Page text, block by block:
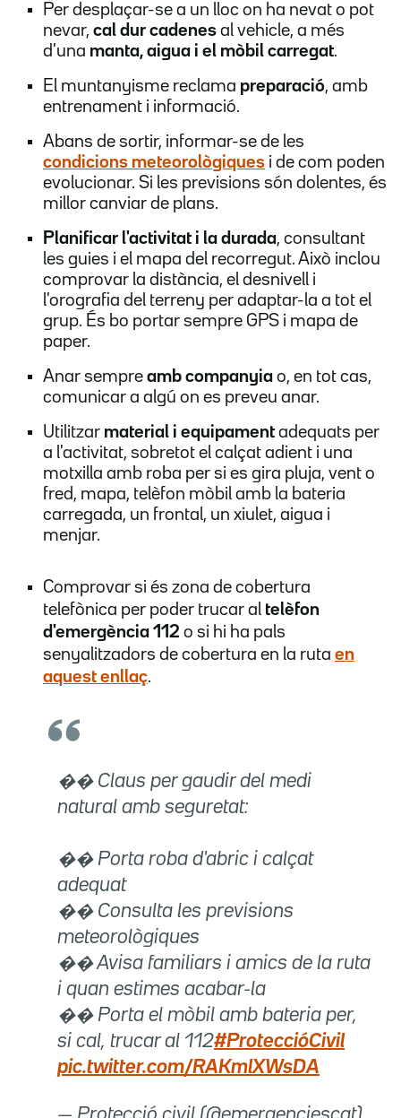
Per desplaçar-se a un lloc on ha nevat o pot
nevar, cal dur cadenes al vehicle, a més
d'una manta, aigua i el mòbil carregat.
El muntanyisme reclama preparació, amb
entrenament i informació.
Abans de sortir, informar-se de les
condicions meteorològiques i de com poden
evolucionar. Si les previsions són dolentes, és
millor canviar de plans.
Planificar l'activitat i la durada, consultant
les guies i el mapa del recorregut. Això inclou
comprovar la distància, el desnivell i
l'orografia del terreny per adaptar-la a tot el
grup. És bo portar sempre GPS i mapa de
paper.
Anar sempre amb companyia o, en tot cas,
comunicar a algú on es preveu anar.
Utilitzar material i equipament adequats per
a l'activitat, sobretot el calçat adient i una
motxilla amb roba per si es gira pluja, vent o
fred, mapa, telèfon mòbil amb la bateria
carregada, un frontal, un xiulet, aigua i
menjar.
Comprovar si és zona de cobertura
telefònica per poder trucar al telèfon
d'emergència 112 o si hi ha pals
senyalitzadors de cobertura en la ruta en
aquest enllaç.
��️ Claus per gaudir del medi
natural amb seguretat:
�� Porta roba d'abric i calçat
adequat
��️ Consulta les previsions
meteorològiques
�� Avisa familiars i amics de la ruta
i quan estimes acabar-la
�� Porta el mòbil amb bateria per,
si cal, trucar al 112#ProteccióCivil
pic.twitter.com/RAKmlXWsDA